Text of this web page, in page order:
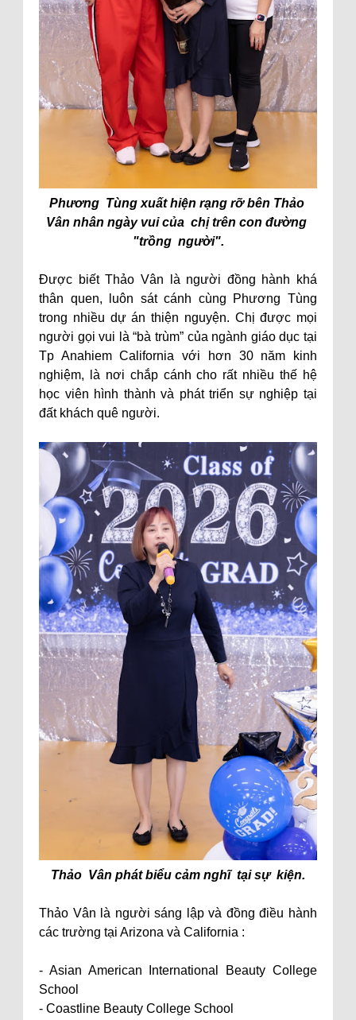
Phương Tùng xuất hiện rạng rỡ bên Thảo
Vân nhân ngày vui của chị trên con đường
"trồng người".
Được biết Thảo Vân là người đồng hành khá
thân quen, luôn sát cánh cùng Phương Tùng
trong nhiều dự án thiện nguyện. Chị được mọi
người gọi vui là “bà trùm” của ngành giáo dục tại
Tp Anahiem California với hơn 30 năm kinh
nghiệm, là nơi chắp cánh cho rất nhiều thế hệ
học viên hình thành và phát triển sự nghiệp tại
đất khách quê người.
Thảo Vân phát biểu cảm nghĩ tại sự kiện.
Thảo Vân là người sáng lập và đồng điều hành
các trường tại Arizona và California :
- Asian American International Beauty College
School
- Coastline Beauty College School